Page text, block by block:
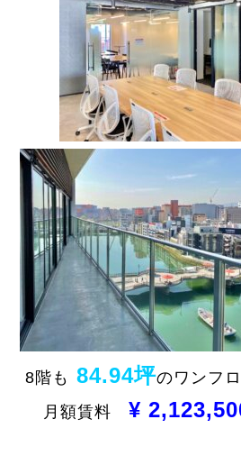
8階も 84.94坪のワンフ
月額賃料 ¥